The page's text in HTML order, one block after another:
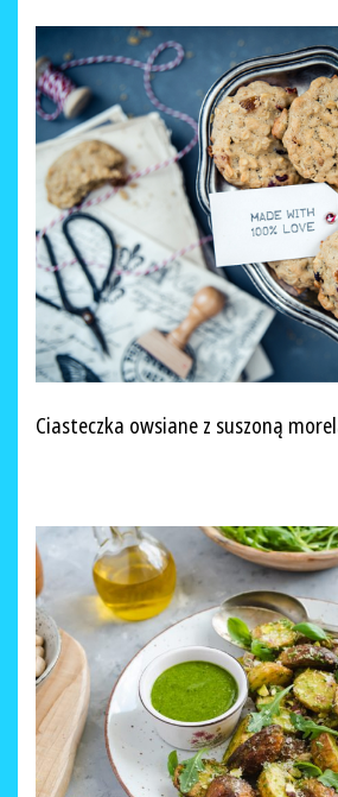
Ciasteczka owsiane z suszoną